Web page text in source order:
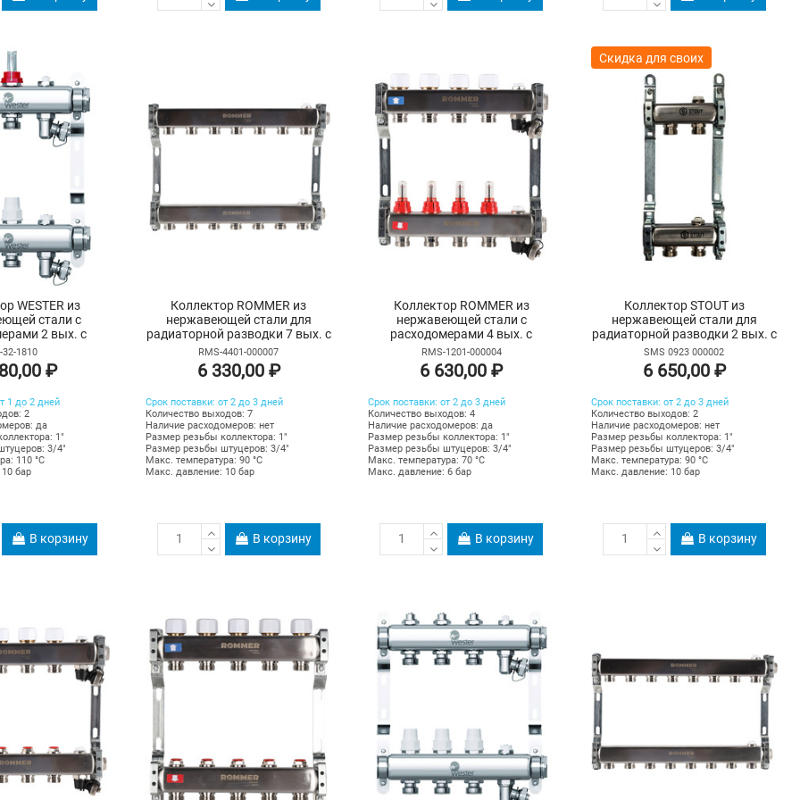
WESTER из
стали с
2 вых. с
и сливом
32-1810
₽
1 до 2 дней
2
да
1"
3/4"
110 °С
бар
В корзину
Коллектор ROMMER из
нержавеющей стали для
радиаторной разводки 7 вых. с
воздухоотводчиком
RMS-4401-000007
6 330,00 ₽
Срок поставки: от 2 до 3 дней
Количество выходов: 7
Наличие расходомеров: нет
Размер резьбы коллектора: 1"
Размер резьбы штуцеров: 3/4"
Макс. температура: 90 °С
Макс. давление: 10 бар
В корзину
Коллектор ROMMER из
нержавеющей стали с
расходомерами 4 вых. с
воздухоотводчиком и сливом
RMS-1201-000004
6 630,00 ₽
Срок поставки: от 2 до 3 дней
Количество выходов: 4
Наличие расходомеров: да
Размер резьбы коллектора: 1"
Размер резьбы штуцеров: 3/4"
Макс. температура: 70 °С
Макс. давление: 6 бар
В корзину
Скидка для своих
Коллектор STOUT из
нержавеющей стали для
радиаторной разводки 2 вых. с
воздухоотводчиком
SMS 0923 000002
6 650,00 ₽
Срок поставки: от 2 до 3 дней
Количество выходов: 2
Наличие расходомеров: нет
Размер резьбы коллектора: 1"
Размер резьбы штуцеров: 3/4"
Макс. температура: 90 °С
Макс. давление: 10 бар
В корзину